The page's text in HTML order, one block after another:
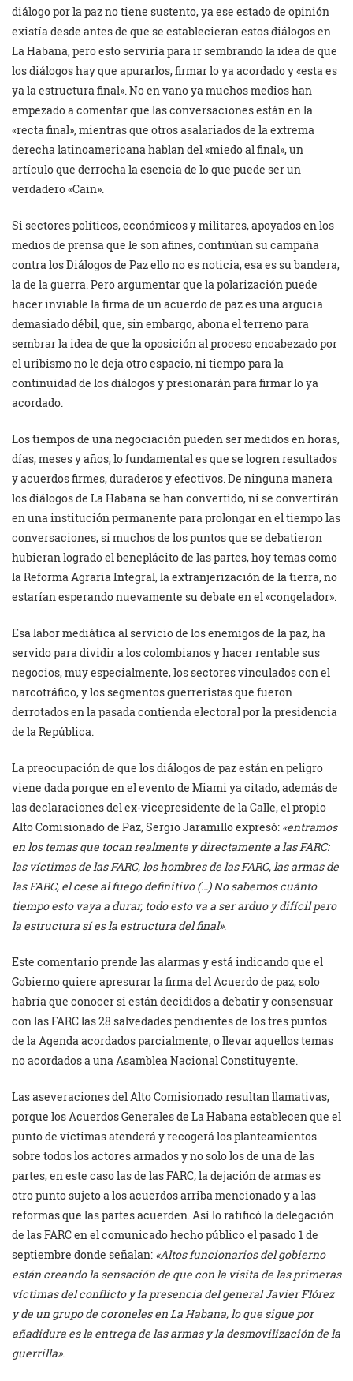
diálogo por la paz no tiene sustento, ya ese estado de opinión
existía desde antes de que se establecieran estos diálogos en
La Habana, pero esto serviría para ir sembrando la idea de que
los diálogos hay que apurarlos, firmar lo ya acordado y «esta es
ya la estructura final». No en vano ya muchos medios han
empezado a comentar que las conversaciones están en la
«recta final», mientras que otros asalariados de la extrema
derecha latinoamericana hablan del «miedo al final», un
artículo que derrocha la esencia de lo que puede ser un
verdadero «Cain».
Si sectores políticos, económicos y militares, apoyados en los
medios de prensa que le son afines, continúan su campaña
contra los Diálogos de Paz ello no es noticia, esa es su bandera,
la de la guerra. Pero argumentar que la polarización puede
hacer inviable la firma de un acuerdo de paz es una argucia
demasiado débil, que, sin embargo, abona el terreno para
sembrar la idea de que la oposición al proceso encabezado por
el uribismo no le deja otro espacio, ni tiempo para la
continuidad de los diálogos y presionarán para firmar lo ya
acordado.
Los tiempos de una negociación pueden ser medidos en horas,
días, meses y años, lo fundamental es que se logren resultados
y acuerdos firmes, duraderos y efectivos. De ninguna manera
los diálogos de La Habana se han convertido, ni se convertirán
en una institución permanente para prolongar en el tiempo las
conversaciones, si muchos de los puntos que se debatieron
hubieran logrado el beneplácito de las partes, hoy temas como
la Reforma Agraria Integral, la extranjerización de la tierra, no
estarían esperando nuevamente su debate en el «congelador».
Esa labor mediática al servicio de los enemigos de la paz, ha
servido para dividir a los colombianos y hacer rentable sus
negocios, muy especialmente, los sectores vinculados con el
narcotráfico, y los segmentos guerreristas que fueron
derrotados en la pasada contienda electoral por la presidencia
de la República.
La preocupación de que los diálogos de paz están en peligro
viene dada porque en el evento de Miami ya citado, además de
las declaraciones del ex-vicepresidente de la Calle, el propio
Alto Comisionado de Paz, Sergio Jaramillo expresó: «entramos
en los temas que tocan realmente y directamente a las FARC:
las víctimas de las FARC, los hombres de las FARC, las armas de
las FARC, el cese al fuego definitivo (…) No sabemos cuánto
tiempo esto vaya a durar, todo esto va a ser arduo y difícil pero
la estructura sí es la estructura del final».
Este comentario prende las alarmas y está indicando que el
Gobierno quiere apresurar la firma del Acuerdo de paz, solo
habría que conocer si están decididos a debatir y consensuar
con las FARC las 28 salvedades pendientes de los tres puntos
de la Agenda acordados parcialmente, o llevar aquellos temas
no acordados a una Asamblea Nacional Constituyente.
Las aseveraciones del Alto Comisionado resultan llamativas,
porque los Acuerdos Generales de La Habana establecen que el
punto de víctimas atenderá y recogerá los planteamientos
sobre todos los actores armados y no solo los de una de las
partes, en este caso las de las FARC; la dejación de armas es
otro punto sujeto a los acuerdos arriba mencionado y a las
reformas que las partes acuerden. Así lo ratificó la delegación
de las FARC en el comunicado hecho público el pasado 1 de
septiembre donde señalan: «Altos funcionarios del gobierno
están creando la sensación de que con la visita de las primeras
víctimas del conflicto y la presencia del general Javier Flórez
y de un grupo de coroneles en La Habana, lo que sigue por
añadidura es la entrega de las armas y la desmovilización de la
guerrilla».